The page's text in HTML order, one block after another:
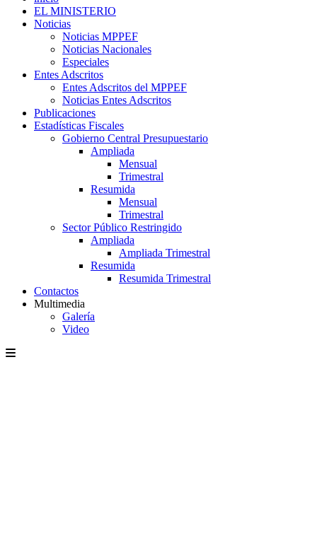
EL MINISTERIO
Noticias
Noticias MPPEF
Noticias Nacionales
Especiales
Entes Adscritos
Entes Adscritos del MPPEF
Noticias Entes Adscritos
Publicaciones
Estadísticas Fiscales
Gobierno Central Presupuestario
Ampliada
Mensual
Trimestral
Resumida
Mensual
Trimestral
Sector Público Restringido
Ampliada
Ampliada Trimestral
Resumida
Resumida Trimestral
Contactos
Multimedia
Galería
Video